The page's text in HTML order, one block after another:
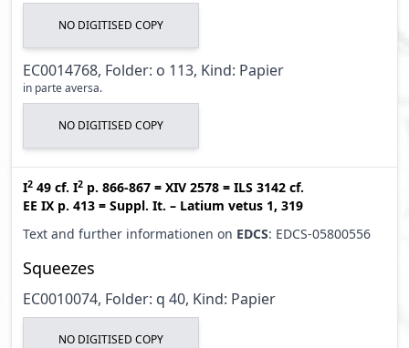
NO DIGITISED COPY
EC0014768, Folder: o 113, Kind: Papier
in parte aversa.
NO DIGITISED COPY
I2 49 cf. I2 p. 866-867 = XIV 2578 = ILS 3142 cf.
EE IX p. 413 = Suppl. It. – Latium vetus 1, 319
Text and further informationen on EDCS: EDCS-05800556
Squeezes
EC0010074, Folder: q 40, Kind: Papier
NO DIGITISED COPY